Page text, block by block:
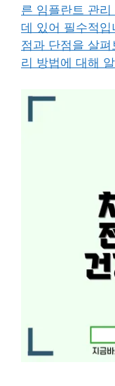
른 임플란트 관
데 있어 필수적
점과 단점을 살
리 방법에 대해